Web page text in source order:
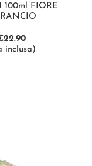
100ml FIORE
22.90
inclusa)